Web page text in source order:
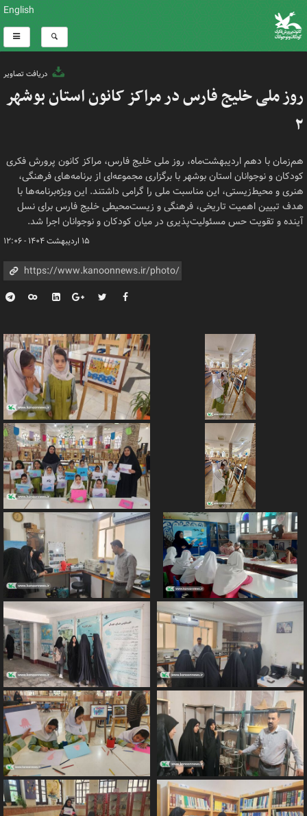
English
دریافت تصاویر
روز ملی خلیج فارس در مراکز کانون استان بوشهر
۲
هم‌زمان با دهم اردیبهشت‌ماه، روز ملی خلیج فارس، مراکز کانون پرورش فکری
کودکان و نوجوانان استان بوشهر با برگزاری مجموعه‌ای از برنامه‌های فرهنگی،
هنری و محیط‌زیستی، این مناسبت ملی را گرامی داشتند. این ویژه‌برنامه‌ها با
هدف تبیین اهمیت تاریخی، فرهنگی و زیست‌محیطی خلیج فارس برای نسل
آینده و تقویت حس مسئولیت‌پذیری در میان کودکان و نوجوانان اجرا شد.
۱۵ اردیبهشت ۱۴۰۴ - ۱۲:۰۶